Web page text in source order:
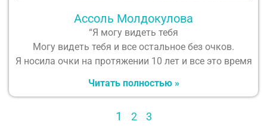
Ассоль Молдокулова
“Я могу видеть тебя
Могу видеть тебя и все остальное без очков.
Я носила очки на протяжении 10 лет и все это время
Читать полностью »
1 2 3